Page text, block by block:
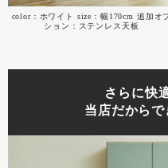
color：ホワイト size：幅170cm 追加オ
ション：ステンレス天板
さらに快
当店だから